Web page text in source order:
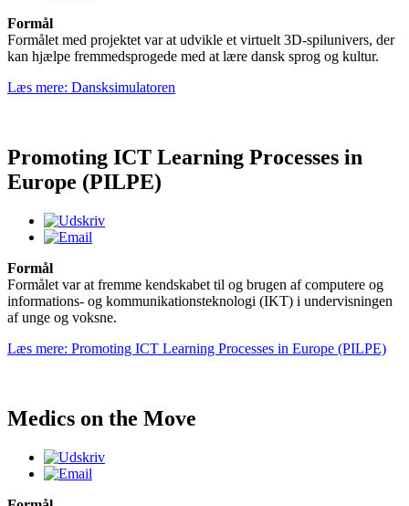
Formål
Formålet med projektet var at udvikle et virtuelt 3D-spilunivers, der
kan hjælpe fremmedsprogede med at lære dansk sprog og kultur.
Læs mere: Dansksimulatoren
Promoting ICT Learning Processes in
Europe (PILPE)
Formål
Formålet var at fremme kendskabet til og brugen af computere og
informations- og kommunikationsteknologi (IKT) i undervisningen
af unge og voksne.
Læs mere: Promoting ICT Learning Processes in Europe (PILPE)
Medics on the Move